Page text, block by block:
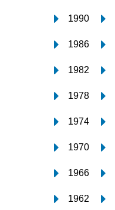
1990
1986
1982
1978
1974
1970
1966
1962